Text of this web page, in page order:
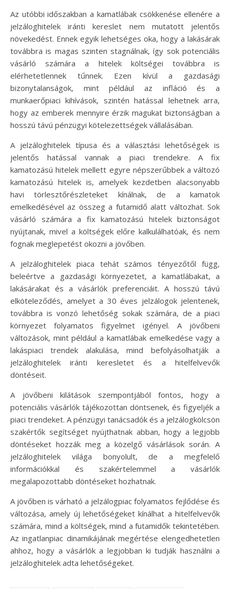
Az utóbbi időszakban a kamatlábak csökkenése ellenére a
jelzáloghitelek iránti kereslet nem mutatott jelentős
növekedést. Ennek egyik lehetséges oka, hogy a lakásárak
továbbra is magas szinten stagnálnak, így sok potenciális
vásárló számára a hitelek költségei továbbra is
elérhetetlennek tűnnek. Ezen kívül a gazdasági
bizonytalanságok, mint például az infláció és a
munkaerőpiaci kihívások, szintén hatással lehetnek arra,
hogy az emberek mennyire érzik magukat biztonságban a
hosszú távú pénzügyi kötelezettségek vállalásában.
A jelzáloghitelek típusa és a választási lehetőségek is
jelentős hatással vannak a piaci trendekre. A fix
kamatozású hitelek mellett egyre népszerűbbek a változó
kamatozású hitelek is, amelyek kezdetben alacsonyabb
havi törlesztőrészleteket kínálnak, de a kamatok
emelkedésével az összeg a futamidő alatt változhat. Sok
vásárló számára a fix kamatozású hitelek biztonságot
nyújtanak, mivel a költségek előre kalkulálhatóak, és nem
fognak meglepetést okozni a jövőben.
A jelzáloghitelek piaca tehát számos tényezőtől függ,
beleértve a gazdasági környezetet, a kamatlábakat, a
lakásárakat és a vásárlók preferenciáit. A hosszú távú
elköteleződés, amelyet a 30 éves jelzálogok jelentenek,
továbbra is vonzó lehetőség sokak számára, de a piaci
környezet folyamatos figyelmet igényel. A jövőbeni
változások, mint például a kamatlábak emelkedése vagy a
lakáspiaci trendek alakulása, mind befolyásolhatják a
jelzáloghitelek iránti keresletet és a hitelfelvevők
döntéseit.
A jövőbeni kilátások szempontjából fontos, hogy a
potenciális vásárlók tájékozottan döntsenek, és figyeljék a
piaci trendeket. A pénzügyi tanácsadók és a jelzálogkölcsön
szakértők segítséget nyújthatnak abban, hogy a legjobb
döntéseket hozzák meg a közelgő vásárlások során. A
jelzáloghitelek világa bonyolult, de a megfelelő
információkkal és szakértelemmel a vásárlók
megalapozottabb döntéseket hozhatnak.
A jövőben is várható a jelzálogpiac folyamatos fejlődése és
változása, amely új lehetőségeket kínálhat a hitelfelvevők
számára, mind a költségek, mind a futamidők tekintetében.
Az ingatlanpiac dinamikájának megértése elengedhetetlen
ahhoz, hogy a vásárlók a legjobban ki tudják használni a
jelzáloghitelek adta lehetőségeket.